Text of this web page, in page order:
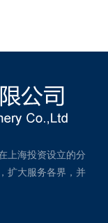
上海投资设立的分
扩大服务各界，并